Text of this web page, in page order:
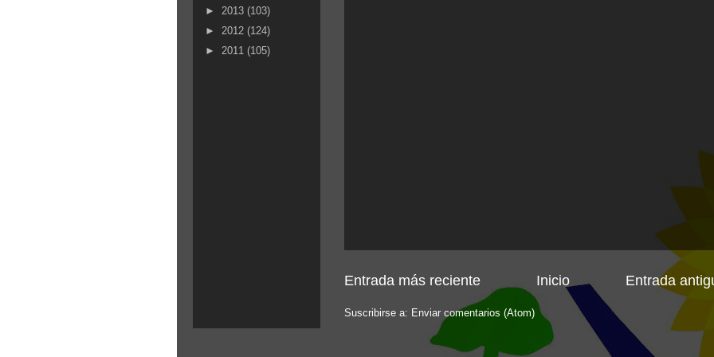
Entrada más reciente Entrada
Inicio
Suscribirse a: Enviar comentarios (Atom)
► 2013 (103)
► 2012 (124)
► 2011 (105)